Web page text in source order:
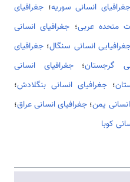
جغرافیای انسانی سوریه؛ جغرافیای
متحده عربی؛ جغرافیای انسانی
انسانی سنگال؛ جغرافیای
گرجستان؛جغرافیای انسانی
؛ جغرافیای انسانی بنگلادش؛
یمن؛ جغرافیای انسانی عراق؛
کوبا